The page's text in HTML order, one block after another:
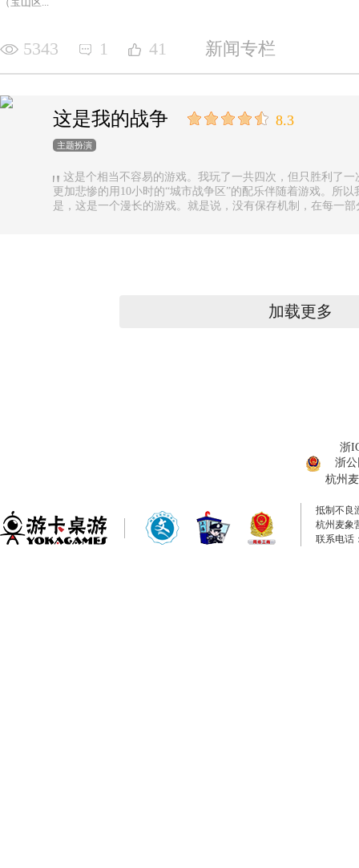
5343 1 41 新闻专栏
这是我的战争 8.3
主题扮演
这是个相当不容易的游戏。我玩了一共四次，但只胜利了
更加悲惨的用10小时的“城市战争区”的配乐伴随着游戏。所
是，这是一个漫长的游戏。就是说，没有保存机制，在每一
加载更多
浙
浙公
杭州
抵制不良
杭州麦象
联系电话